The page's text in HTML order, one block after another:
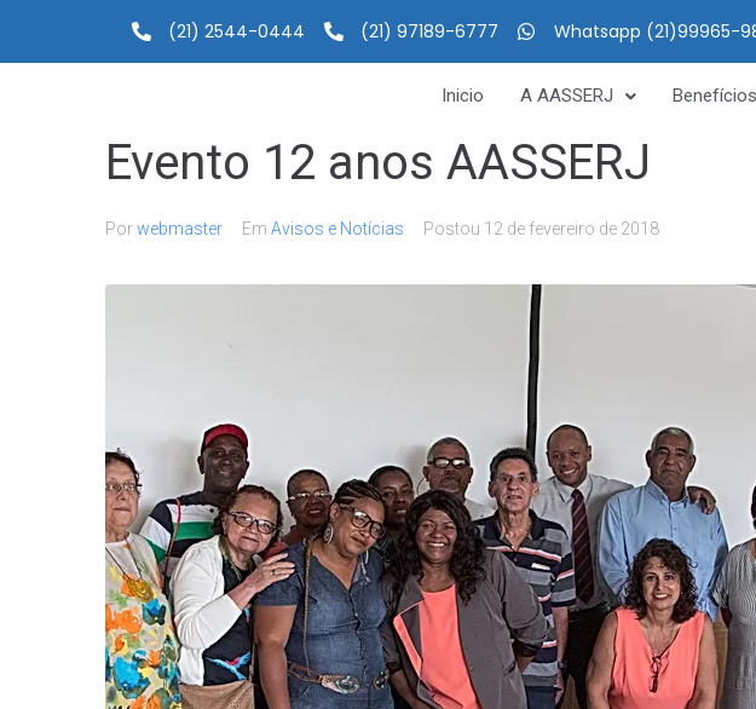
(21) 2544-0444 (21) 97189-6777 Whatsapp (21)99965-
Inicio A AASSERJ Benefícios
Evento 12 anos AASSERJ
Porwebmaster Em Avisos e Notícias Postou 12 de fevereiro de 2018